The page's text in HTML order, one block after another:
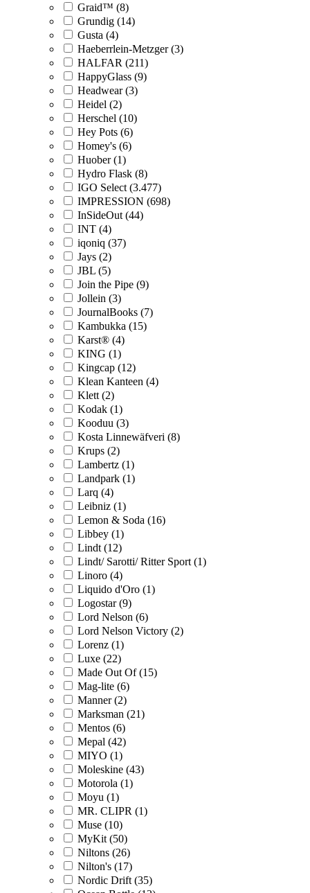
Graid™ (8)
Grundig (14)
Gusta (4)
Haeberrlein-Metzger (3)
HALFAR (211)
HappyGlass (9)
Headwear (3)
Heidel (2)
Herschel (10)
Hey Pots (6)
Homey's (6)
Huober (1)
Hydro Flask (8)
IGO Select (3.477)
IMPRESSION (698)
InSideOut (44)
INT (4)
iqoniq (37)
Jays (2)
JBL (5)
Join the Pipe (9)
Jollein (3)
JournalBooks (7)
Kambukka (15)
Karst® (4)
KING (1)
Kingcap (12)
Klean Kanteen (4)
Klett (2)
Kodak (1)
Kooduu (3)
Kosta Linnewäfveri (8)
Krups (2)
Lambertz (1)
Landpark (1)
Larq (4)
Leibniz (1)
Lemon & Soda (16)
Libbey (1)
Lindt (12)
Lindt/ Sarotti/ Ritter Sport (1)
Linoro (4)
Liquido d'Oro (1)
Logostar (9)
Lord Nelson (6)
Lord Nelson Victory (2)
Lorenz (1)
Luxe (22)
Made Out Of (15)
Mag-lite (6)
Manner (2)
Marksman (21)
Mentos (6)
Mepal (42)
MIYO (1)
Moleskine (43)
Motorola (1)
Moyu (1)
MR. CLIPR (1)
Muse (10)
MyKit (50)
Niltons (26)
Nilton's (17)
Nordic Drift (35)